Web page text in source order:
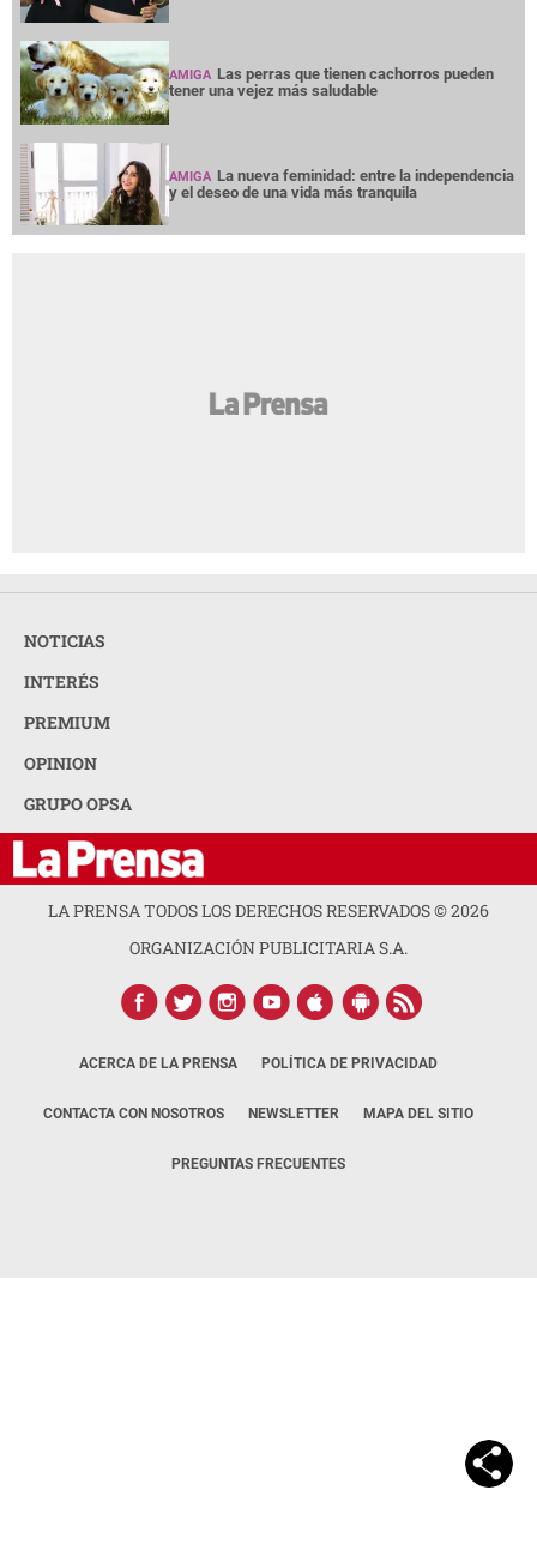
AMIGA Las perras que tienen cachorros pueden
tener una vejez más saludable
AMIGA La nueva feminidad: entre la independencia
y el deseo de una vida más tranquila
NOTICIAS
INTERÉS
PREMIUM
OPINION
GRUPO OPSA
LA PRENSA TODOS LOS DERECHOS RESERVADOS ©2026
ORGANIZACIÓN PUBLICITARIA S.A.
ACERCA DE LA PRENSA POLÍTICA DE PRIVACIDAD
CONTACTA CON NOSOTROS NEWSLETTER MAPA DEL SITIO
PREGUNTAS FRECUENTES